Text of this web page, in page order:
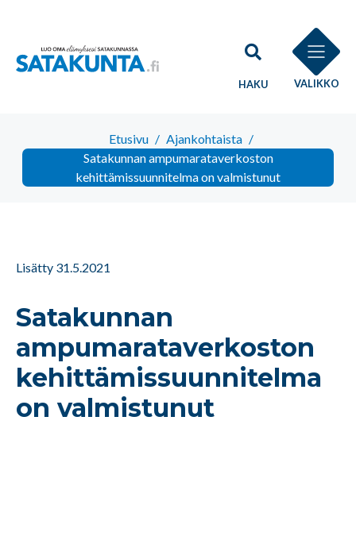
HAKU VALIKKO
Etusivu / Ajankohtaista /
Satakunnan ampumarataverkoston
kehittämissuunnitelma on valmistunut
Lisätty 31.5.2021
Satakunnan
ampumarataverkoston
kehittämissuunnitelma
on valmistunut